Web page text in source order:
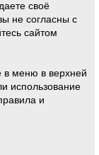
своё
не согласны с
сайтом
меню в верхней
использование
и